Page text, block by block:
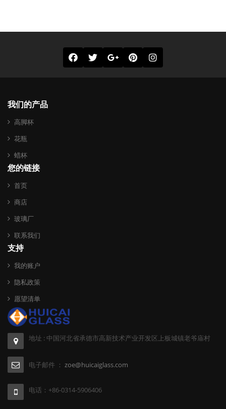
我们的产品
高脚杯
花瓶
蜡杯
您的链接
首页
商店
玻璃厂
联系我们
支持
我的账户
隐私政策
愿望清单
地址 : 中国河北省承德市高新技术产业开发区上板城镇老爷庙村
电子邮件 ： zoe@huicaiglass.com
电话：+86-0314-5906406